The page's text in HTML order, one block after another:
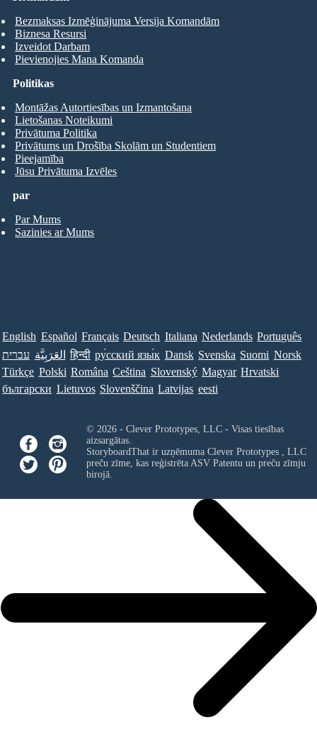
Bezmaksas Izmēģinājuma Versija Komandām
Biznesa Resursi
Izveidot Darbam
Pievienojies Mana Komanda
par
Par Mums
Sazinies ar Mums
Politikas
Montāžas Autortiesības un Izmantošana
Lietošanas Noteikumi
Privātuma Politika
Privātums un Drošība Skolām un Studentiem
Pieejamība
Jūsu Privātuma Izvēles
English Español Français Deutsch Italiana Nederlands Português
עברית العَرَبِيَّة हिन्दी ру́сский язы́к Dansk Svenska Suomi Norsk
Türkçe Polski Româna Ceština Slovenský Magyar Hrvatski
български Lietuvos Slovenščina Latvijas eesti
© 2026 - Clever Prototypes, LLC - Visas tiesības
aizsargātas.
StoryboardThat ir uzņēmuma Clever Prototypes , LLC
preču zīme, kas reģistrēta ASV Patentu un preču zīmju
birojā.